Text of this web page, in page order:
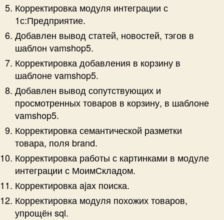
Корректировка модуля интеграции с
1с:Предприятие.
Добавлен вывод статей, новостей, тэгов в
шаблон vamshop5.
Корректировка добавления в корзину в
шаблоне vamshop5.
Добавлен вывод сопутствующих и
просмотренных товаров в корзину, в шаблоне
vamshop5.
Корректировка семантической разметки
товара, поля brand.
Корректировка работы с картинками в модуле
интеграции с МоимСкладом.
Корректировка ajax поиска.
Корректировка модуля похожих товаров,
упрощён sql.